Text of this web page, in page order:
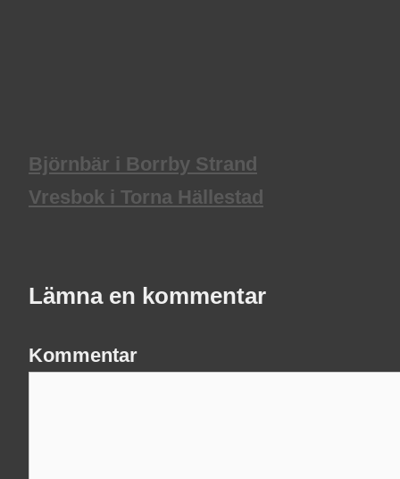
Björnbär i Borrby Strand
Vresbok i Torna Hällestad
Lämna en kommentar
Kommentar